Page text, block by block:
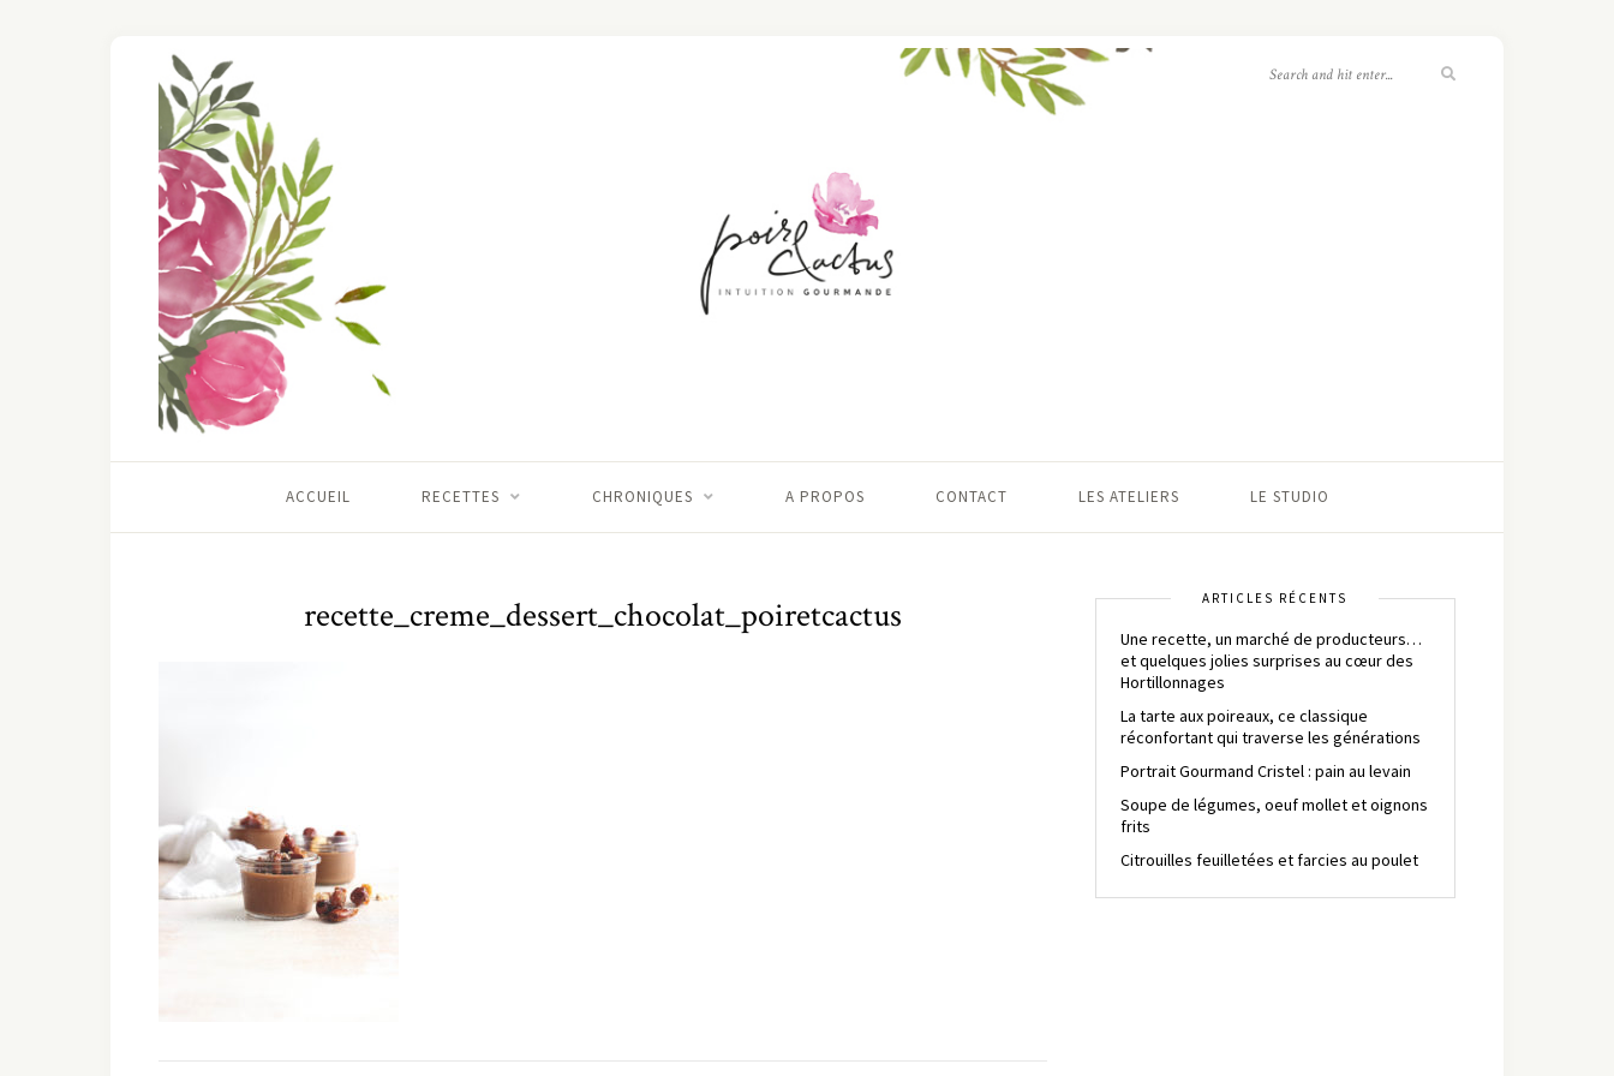
ACCUEIL RECETTES CHRONIQUES A PROPOS CONTACT LES ATELIERS LE STUDIO
recette_creme_dessert_chocolat_poiretcactus ARTICLES RÉCENTS
Une recette, un marché de producteurs…
et quelques jolies surprises au cœur des
Hortillonnages
La tarte aux poireaux, ce classique
réconfortant qui traverse les générations
Portrait Gourmand Cristel : pain au levain
Soupe de légumes, oeuf mollet et oignons
frits
Citrouilles feuilletées et farcies au poulet